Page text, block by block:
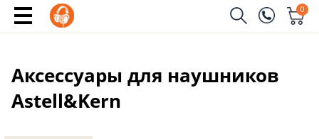
0
Аксессуары для наушников
Astell&Kern